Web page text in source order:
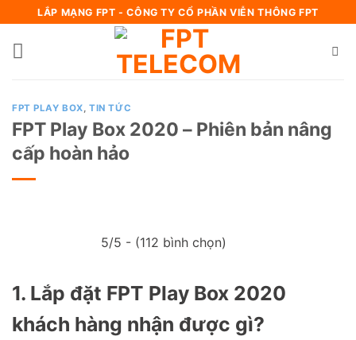
LẮP MẠNG FPT - CÔNG TY CỔ PHẦN VIỄN THÔNG FPT
FPT PLAY BOX,TIN TỨC
FPT Play Box 2020 – Phiên bản nâng
cấp hoàn hảo
5/5 - (112 bình chọn)
1. Lắp đặt FPT Play Box 2020
khách hàng nhận được gì?